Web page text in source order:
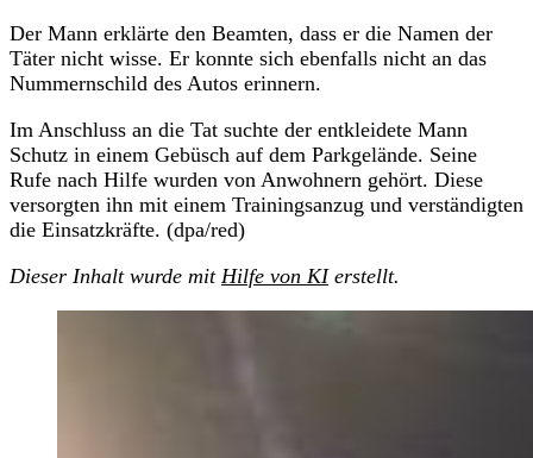
Der Mann erklärte den Beamten, dass er die Namen der
Täter nicht wisse. Er konnte sich ebenfalls nicht an das
Nummernschild des Autos erinnern.
Im Anschluss an die Tat suchte der entkleidete Mann
Schutz in einem Gebüsch auf dem Parkgelände. Seine
Rufe nach Hilfe wurden von Anwohnern gehört. Diese
versorgten ihn mit einem Trainingsanzug und verständigten
die Einsatzkräfte. (dpa/red)
Dieser Inhalt wurde mit Hilfe von KIerstellt.